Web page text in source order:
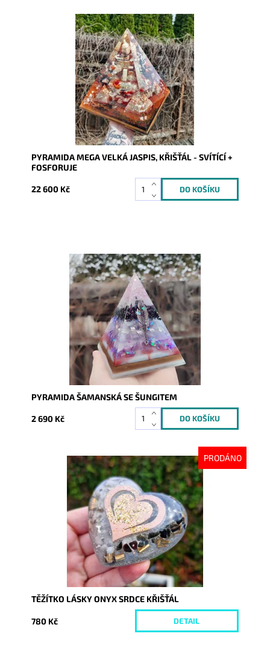
Dostupnost:
Skladem
9341
PYRAMIDA MEGA VELKÁ JASPIS, KŘIŠŤÁL - SVÍTÍCÍ +
FOSFORUJE
22 600 Kč
Dostupnost:
Skladem
8042
PYRAMIDA ŠAMANSKÁ SE ŠUNGITEM
2 690 Kč
PRODÁNO
Dostupnost:
Vyprodáno
9972
TĚŽÍTKO LÁSKY ONYX SRDCE KŘIŠŤÁL
780 Kč DETAIL